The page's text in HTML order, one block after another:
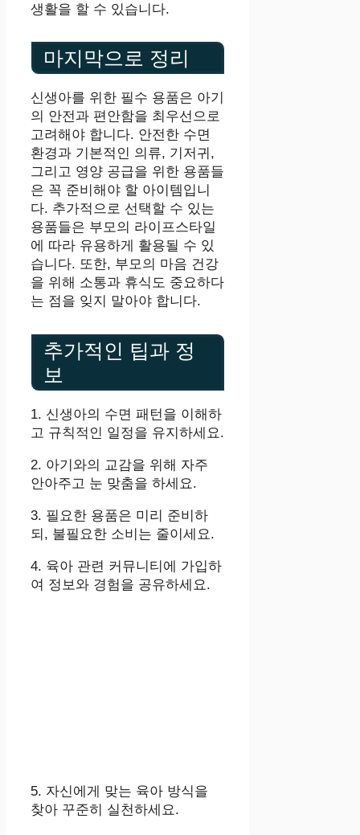
생활을 할 수 있습니다.
마지막으로 정리
신생아를 위한 필수 용품은 아기
의 안전과 편안함을 최우선으로
고려해야 합니다. 안전한 수면
환경과 기본적인 의류, 기저귀,
그리고 영양 공급을 위한 용품들
은 꼭 준비해야 할 아이템입니
다. 추가적으로 선택할 수 있는
용품들은 부모의 라이프스타일
에 따라 유용하게 활용될 수 있
습니다. 또한, 부모의 마음 건강
을 위해 소통과 휴식도 중요하다
는 점을 잊지 말아야 합니다.
추가적인 팁과 정
보
1. 신생아의 수면 패턴을 이해하
고 규칙적인 일정을 유지하세요.
2. 아기와의 교감을 위해 자주
안아주고 눈 맞춤을 하세요.
3. 필요한 용품은 미리 준비하
되, 불필요한 소비는 줄이세요.
4. 육아 관련 커뮤니티에 가입하
여 정보와 경험을 공유하세요.
5. 자신에게 맞는 육아 방식을
찾아 꾸준히 실천하세요.